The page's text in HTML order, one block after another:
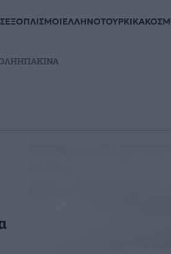
ΕΞΟΠΛΙΣΜΟΙΕΛΛΗΝΟΤΟΥΡΚΙΚΑ
ΗΠΑΚΙΝΑ